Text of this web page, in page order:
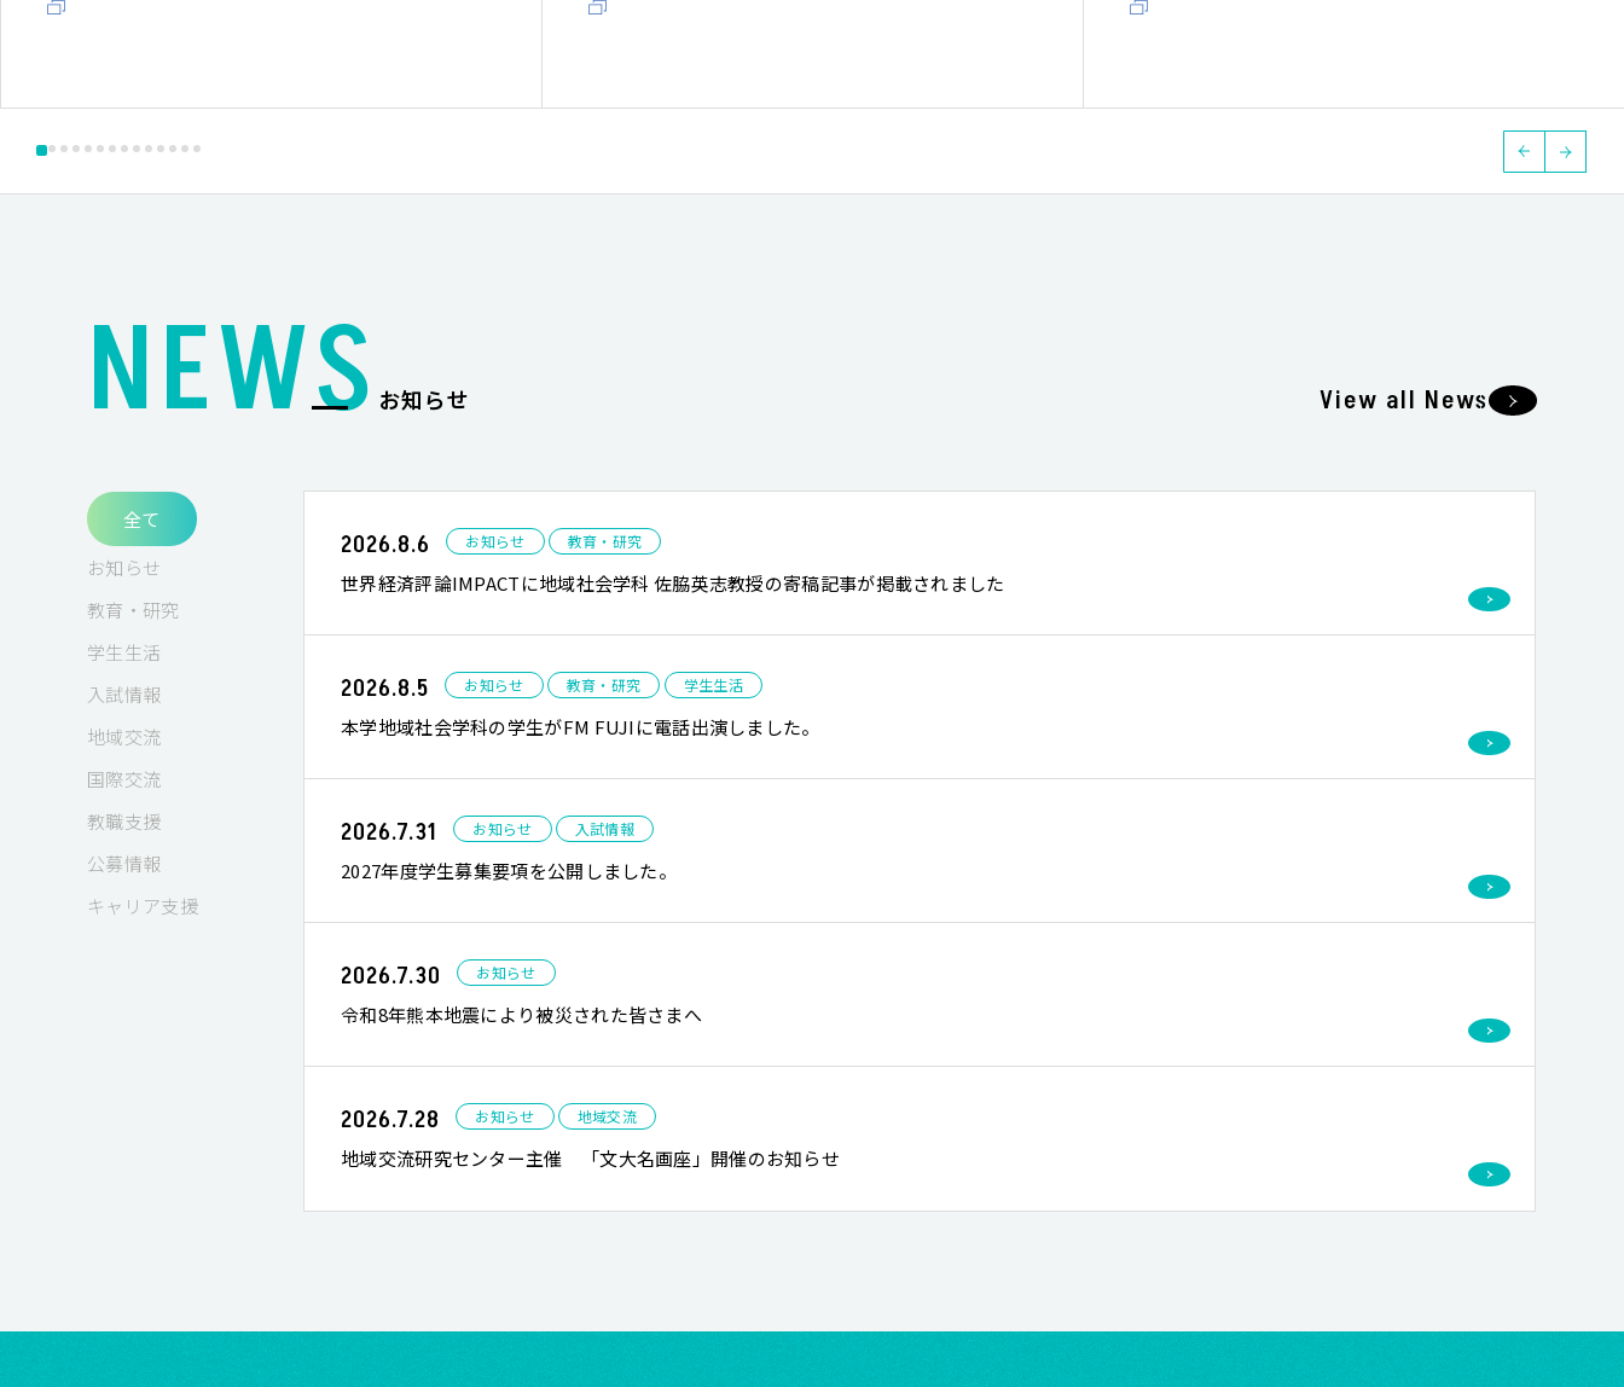
NEWS お知らせ View all News
全て
お知らせ
教育・研究
学生生活
入試情報
地域交流
国際交流
教職支援
公募情報
キャリア支援
2026.8.6 お知らせ 教育・研究
世界経済評論IMPACTに地域社会学科 佐脇英志教授の寄稿記事が掲載されました
2026.8.5 お知らせ 教育・研究 学生生活
本学地域社会学科の学生がFM FUJIに電話出演しました。
2026.7.31 お知らせ 入試情報
2027年度学生募集要項を公開しました。
2026.7.30 お知らせ
令和8年熊本地震により被災された皆さまへ
2026.7.28 お知らせ 地域交流
地域交流研究センター主催 「文大名画座」開催のお知らせ